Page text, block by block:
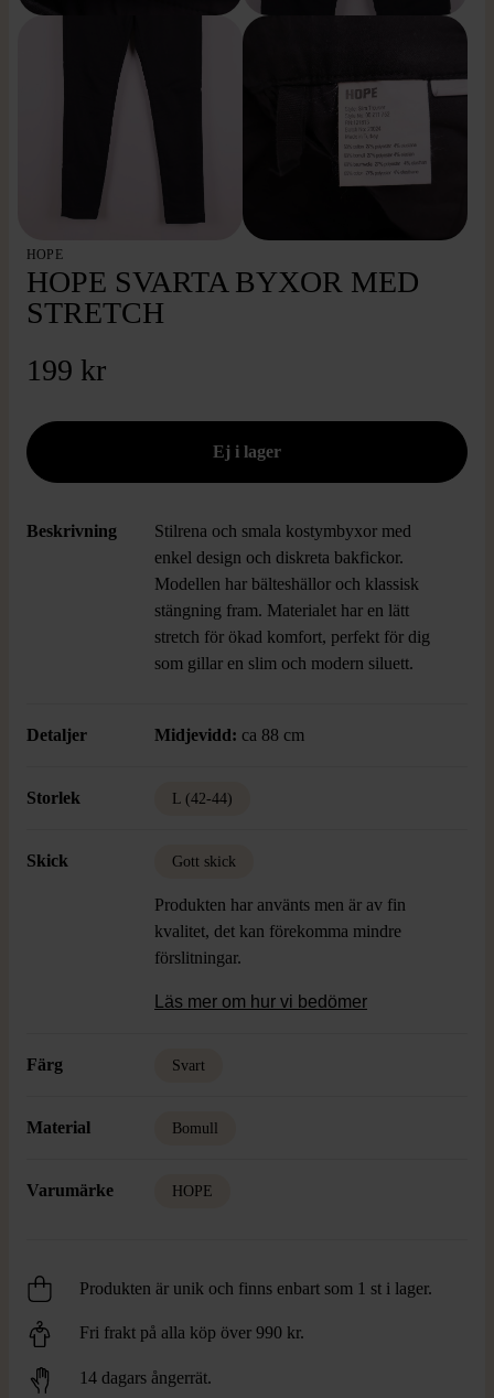
HOPE
HOPE SVARTA BYXOR MED
STRETCH
199 kr
Beskrivning
Stilrena och smala kostymbyxor med
enkel design och diskreta bakfickor.
Modellen har bälteshällor och klassisk
stängning fram. Materialet har en lätt
stretch för ökad komfort, perfekt för dig
som gillar en slim och modern siluett.
Detaljer Midjevidd: ca 88 cm
Storlek L (42-44)
Skick Gott skick
Produkten har använts men är av fin
kvalitet, det kan förekomma mindre
förslitningar.
Läs mer om hur vi bedömer
Färg Svart
Material Bomull
Varumärke HOPE
Produkten är unik och finns enbart som 1 st i lager.
Fri frakt på alla köp över 990 kr.
14 dagars ångerrät.